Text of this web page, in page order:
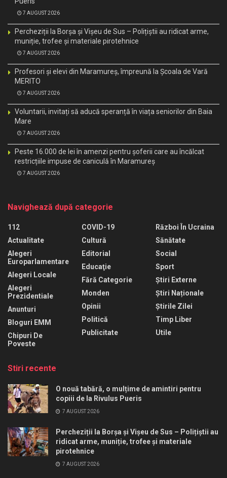
7 AUGUST 2026
Percheziții la Borșa și Vișeu de Sus – Polițiștii au ridicat arme,
muniție, trofee și materiale pirotehnice
7 AUGUST 2026
Profesori și elevi din Maramureș, împreună la Școala de Vară
MERITO
7 AUGUST 2026
Voluntarii, invitați să aducă speranță în viața seniorilor din Baia
Mare
7 AUGUST 2026
Peste 16.000 de lei în amenzi pentru șoferii care au încălcat
restricțiile impuse de caniculă în Maramureș
7 AUGUST 2026
Navighează după categorie
112
Actualitate
Alegeri
Europarlamentare
Alegeri Locale
Alegeri
Prezidentiale
Anunturi
Bloguri EMM
Chipuri De
Poveste
COVID-19
Cultură
Editorial
Educaţie
Fără Categorie
Monden
Opinii
Politică
Publicitate
Război În Ucraina
Sănătate
Social
Sport
Știri Externe
Știri Naționale
Știrile Zilei
Timp Liber
Utile
Stiri recente
O nouă tabără, o mulțime de amintiri pentru
copiii de la Rivulus Pueris
7 AUGUST 2026
Percheziții la Borșa și Vișeu de Sus – Polițiștii au
ridicat arme, muniție, trofee și materiale
pirotehnice
7 AUGUST 2026